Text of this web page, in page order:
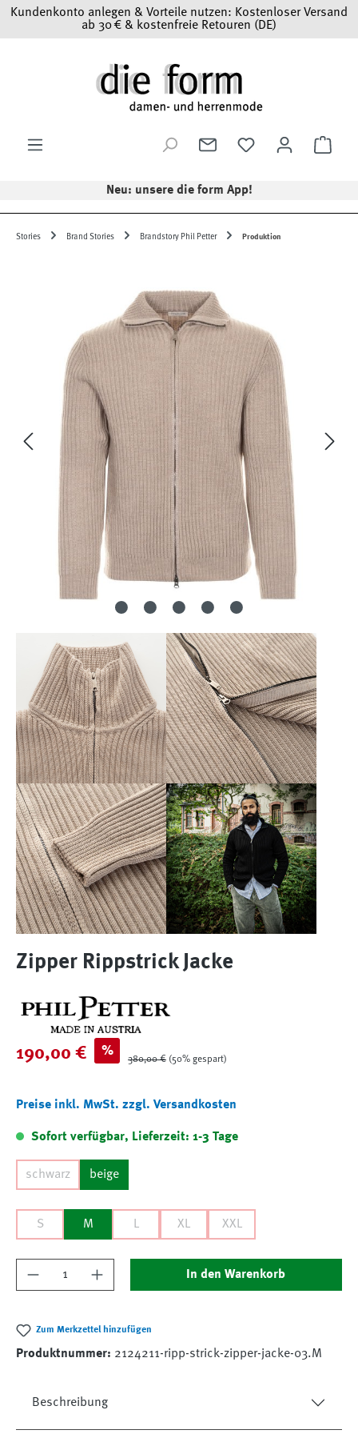
Zum Hauptinhalt springen
Kundenkonto anlegen & Vorteile nutzen: Kostenloser Versand
ab 30 € & kostenfreie Retouren (DE)
Neu: unsere die form App!
Stories Brand Stories Brandstory Phil Petter Produktion
Zipper Rippstrick Jacke
Verkaufspreis:
190,00 € %
Regulärer Preis:
380,00 € (50% gespart)
Preise inkl. MwSt. zzgl. Versandkosten
Sofort verfügbar, Lieferzeit: 1-3 Tage
schwarz beige
S M L XL XXL
Produkt Anzahl: Gib den gewünschten Wert
In den Warenkorb
Zum Merkzettel hinzufügen
Produktnummer: 2124211-ripp-strick-zipper-jacke-03.M
Beschreibung